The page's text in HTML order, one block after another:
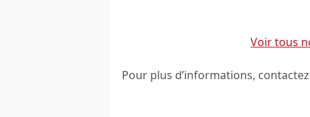
Voir tous
Pour plus d’informations,